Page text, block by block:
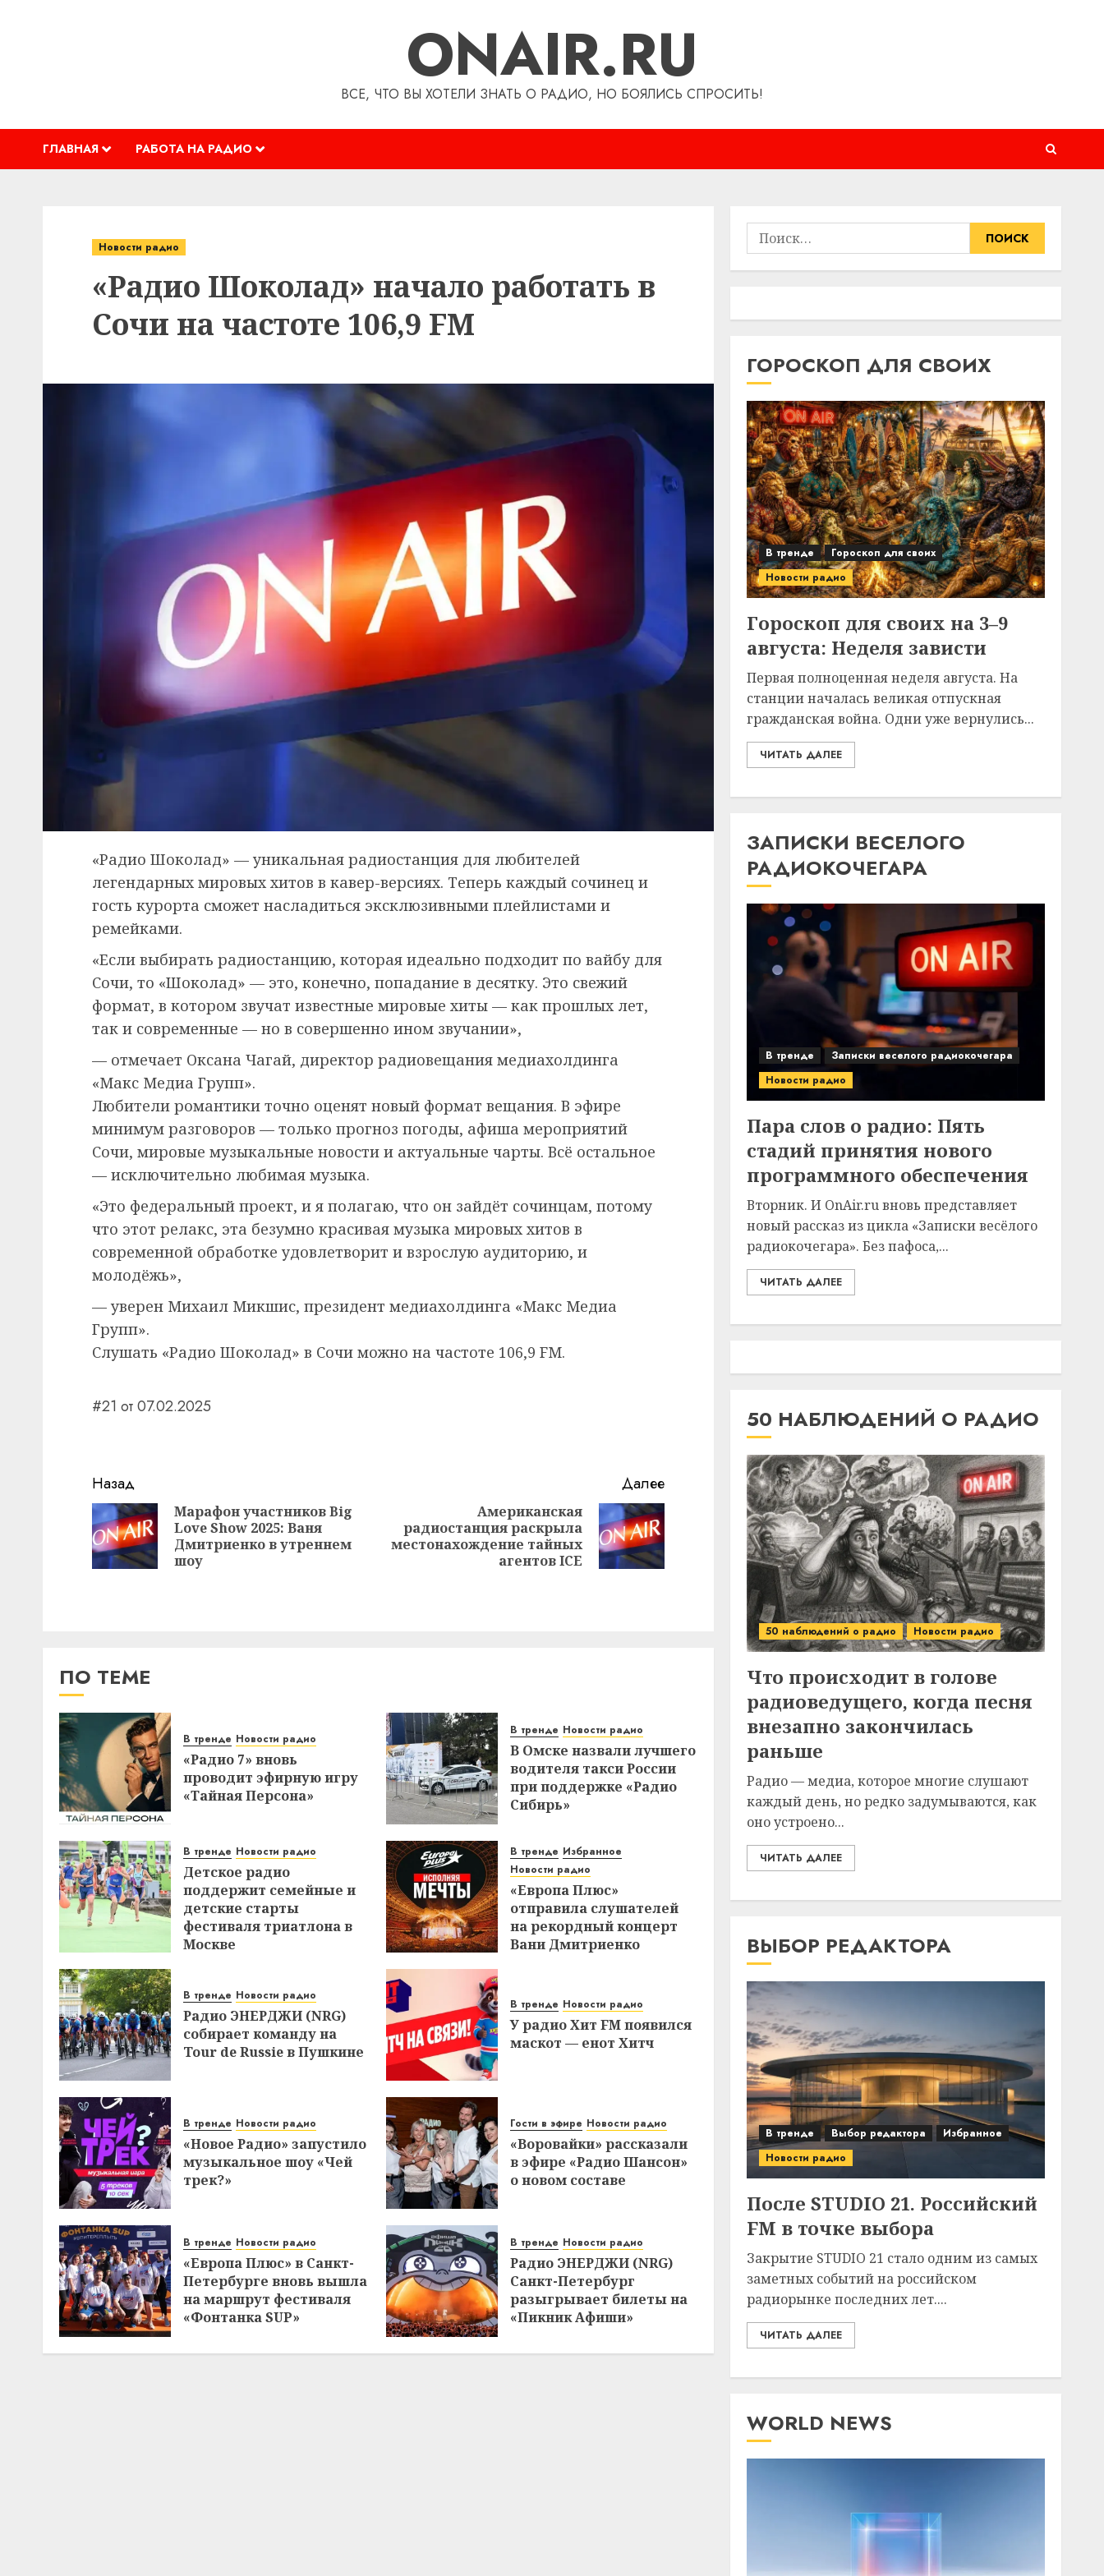
ONAIR.RU
ВСЕ, ЧТО ВЫ ХОТЕЛИ ЗНАТЬ О РАДИО, НО БОЯЛИСЬ СПРОСИТЬ!
ГЛАВНАЯ РАБОТА НА РАДИО
Новости радио
«Радио Шоколад» начало работать в
Сочи на частоте 106,9 FM
«Радио Шоколад» — уникальная радиостанция для любителей
легендарных мировых хитов в кавер-версиях. Теперь каждый сочинец и
гость курорта сможет насладиться эксклюзивными плейлистами и
ремейками.
«Если выбирать радиостанцию, которая идеально подходит по вайбу для
Сочи, то «Шоколад» — это, конечно, попадание в десятку. Это свежий
формат, в котором звучат известные мировые хиты — как прошлых лет,
так и современные — но в совершенно ином звучании»,
— отмечает Оксана Чагай, директор радиовещания медиахолдинга
«Макс Медиа Групп».
Любители романтики точно оценят новый формат вещания. В эфире
минимум разговоров — только прогноз погоды, афиша мероприятий
Сочи, мировые музыкальные новости и актуальные чарты. Всё остальное
— исключительно любимая музыка.
«Это федеральный проект, и я полагаю, что он зайдёт сочинцам, потому
что этот релакс, эта безумно красивая музыка мировых хитов в
современной обработке удовлетворит и взрослую аудиторию, и
молодёжь»,
— уверен Михаил Микшис, президент медиахолдинга «Макс Медиа
Групп».
Слушать «Радио Шоколад» в Сочи можно на частоте 106,9 FM.
#21 от 07.02.2025
Навигация
записи
Назад
Предыдущая
запись:
Марафон участников Big
Love Show 2025: Ваня
Дмитриенко в утреннем
шоу
Далее
Следующая
запись:
Американская
радиостанция раскрыла
местонахождение тайных
агентов ICE
ПО ТЕМЕ
В тренде Новости радио
«Радио 7» вновь
проводит эфирную игру
«Тайная Персона»
В тренде Новости радио
В Омске назвали лучшего
водителя такси России
при поддержке «Радио
Сибирь»
В тренде Новости радио
Детское радио
поддержит семейные и
детские старты
фестиваля триатлона в
Москве
В тренде Избранное
Новости радио
«Европа Плюс»
отправила слушателей
на рекордный концерт
Вани Дмитриенко
В тренде Новости радио
Радио ЭНЕРДЖИ (NRG)
собирает команду на
Tour de Russie в Пушкине
В тренде Новости радио
У радио Хит FM появился
маскот — енот Хитч
В тренде Новости радио
«Новое Радио» запустило
музыкальное шоу «Чей
трек?»
Гости в эфире Новости радио
«Воровайки» рассказали
в эфире «Радио Шансон»
о новом составе
В тренде Новости радио
«Европа Плюс» в Санкт-
Петербурге вновь вышла
на маршрут фестиваля
«Фонтанка SUP»
В тренде Новости радио
Радио ЭНЕРДЖИ (NRG)
Санкт-Петербург
разыгрывает билеты на
«Пикник Афиши»
Найти:
ГОРОСКОП ДЛЯ СВОИХ
В тренде
Гороскоп для своих
Новости радио
Гороскоп для своих на 3–9
августа: Неделя зависти
Первая полноценная неделя августа. На
станции началась великая отпускная
гражданская война. Одни уже вернулись...
ЧИТАТЬ ДАЛЕЕ
ЗАПИСКИ ВЕСЕЛОГО
РАДИОКОЧЕГАРА
В тренде
Записки веселого радиокочегара
Новости радио
Пара слов о радио: Пять
стадий принятия нового
программного обеспечения
Вторник. И OnAir.ru вновь представляет
новый рассказ из цикла «Записки весёлого
радиокочегара». Без пафоса,...
ЧИТАТЬ ДАЛЕЕ
50 НАБЛЮДЕНИЙ О РАДИО
50 наблюдений о радио Новости радио
Что происходит в голове
радиоведущего, когда песня
внезапно закончилась
раньше
Радио — медиа, которое многие слушают
каждый день, но редко задумываются, как
оно устроено...
ЧИТАТЬ ДАЛЕЕ
ВЫБОР РЕДАКТОРА
В тренде Выбор редактора
Избранное
Новости радио
После STUDIO 21. Российский
FM в точке выбора
Закрытие STUDIO 21 стало одним из самых
заметных событий на российском
радиорынке последних лет....
ЧИТАТЬ ДАЛЕЕ
WORLD NEWS